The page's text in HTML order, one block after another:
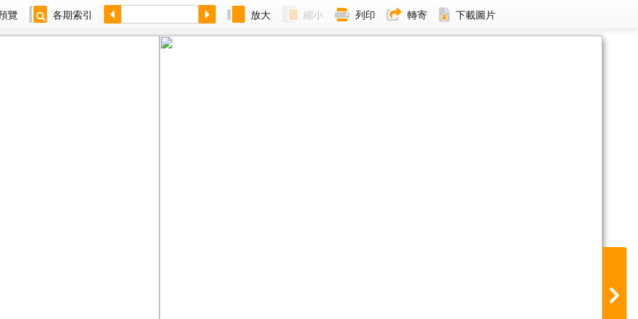
覽 各期索引 放大 縮小 列印 轉寄 下載圖片